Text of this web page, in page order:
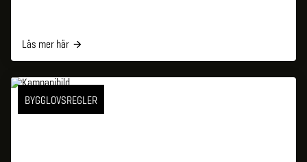
Läs mer här
BYGGLOVSREGLER